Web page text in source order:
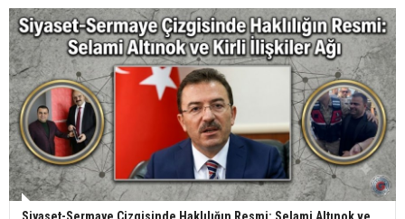
Siyaset-Sermaye Çizgisinde Haklılığın Resmi: Selami Altınok ve